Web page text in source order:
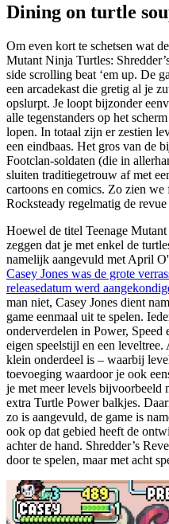
Dining on turtle
Om even kort te schetsen wat
Mutant Ninja Turtles:
side scrolling beat ‘em up. De
een arcadekast die gretig al je
opslurpt. Je loopt bijzonder
alle tegenstanders op het
lopen. In totaal zijn er zestien
een eindbaas. Het gros van de
Footclan-soldaten (die in
sluiten traditiegetrouw af met
cartoons en comics. Zo zien
Rocksteady regelmatig de revue
Hoewel de titel Teenage
zeggen dat je met enkel de
namelijk aangevuld met April
Casey Jones was de grote
releasedatum werd
man niet, Casey Jones dient
game eenmaal uit te spelen.
onderverdelen in Power, Speed
eigen speelstijl en een
klein onderdeel is – waarbij
toevoeging waardoor je ook
je met meer levels bijvoorbeeld
extra Turtle Power balkjes.
zo is aangevuld, de game is
ook op dat gebied heeft de
achter de hand. Shredder’s
door te spelen, maar met acht